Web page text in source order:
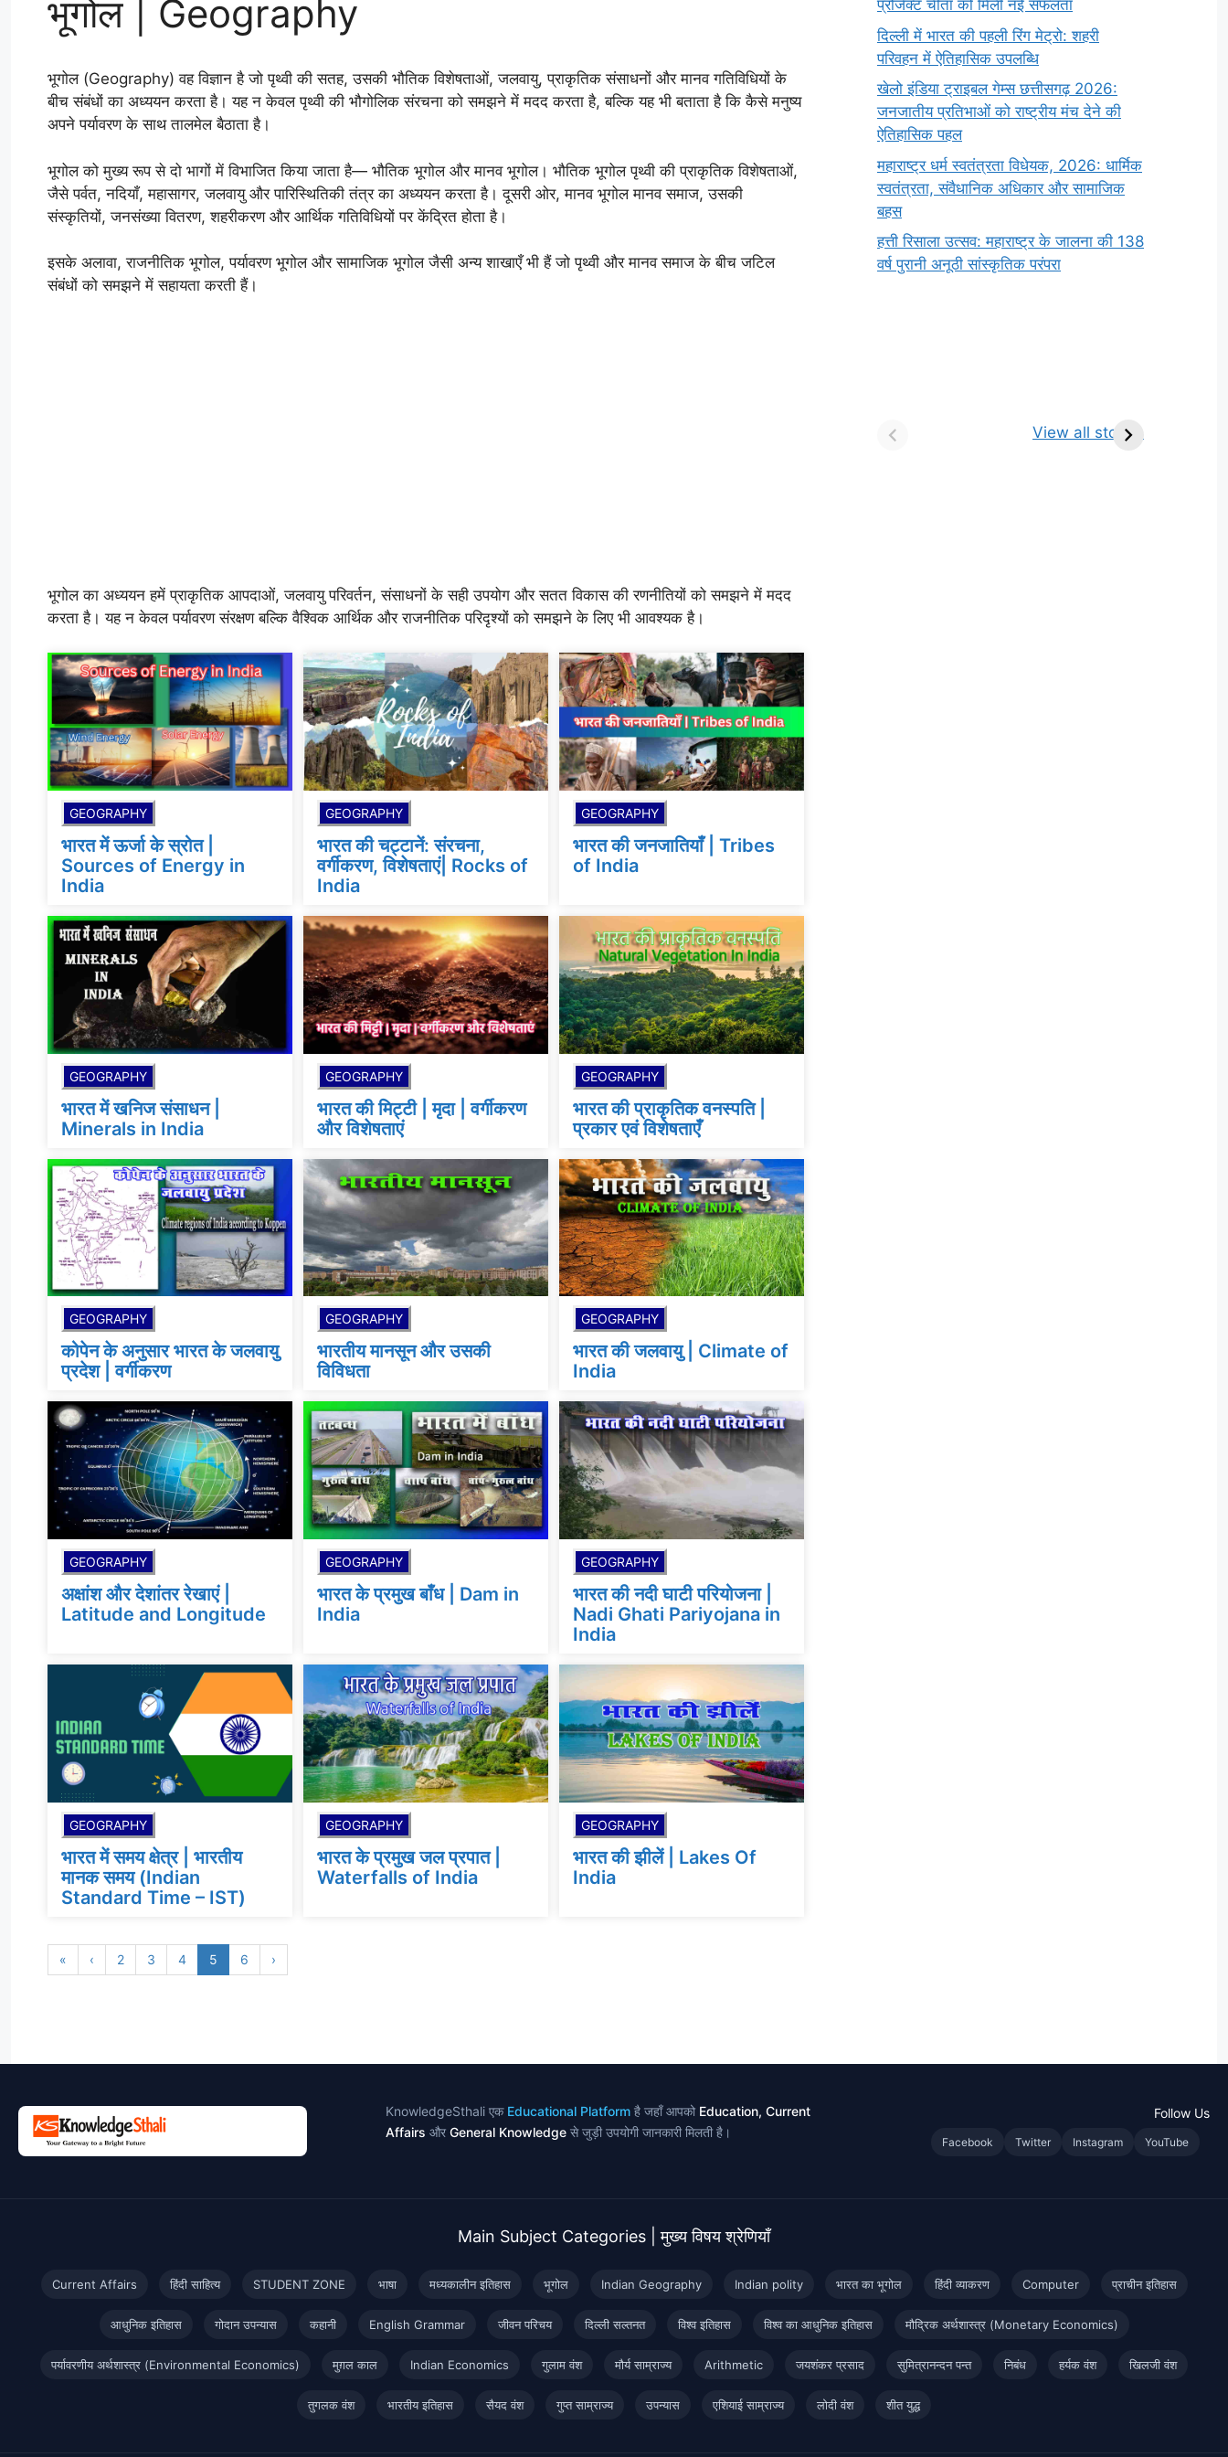
भूगोल | Geography
भूगोल (Geography) वह विज्ञान है जो पृथ्वी की सतह, उसकी भौतिक विशेषताओं, जलवायु, प्राकृतिक संसाधनों और मानव गतिविधियों के
बीच संबंधों का अध्ययन करता है। यह न केवल पृथ्वी की भौगोलिक संरचना को समझने में मदद करता है, बल्कि यह भी बताता है कि कैसे मनुष्य
अपने पर्यावरण के साथ तालमेल बैठाता है।
भूगोल को मुख्य रूप से दो भागों में विभाजित किया जाता है— भौतिक भूगोल और मानव भूगोल। भौतिक भूगोल पृथ्वी की प्राकृतिक विशेषताओं,
जैसे पर्वत, नदियाँ, महासागर, जलवायु और पारिस्थितिकी तंत्र का अध्ययन करता है। दूसरी ओर, मानव भूगोल मानव समाज, उसकी
संस्कृतियों, जनसंख्या वितरण, शहरीकरण और आर्थिक गतिविधियों पर केंद्रित होता है।
इसके अलावा, राजनीतिक भूगोल, पर्यावरण भूगोल और सामाजिक भूगोल जैसी अन्य शाखाएँ भी हैं जो पृथ्वी और मानव समाज के बीच जटिल
संबंधों को समझने में सहायता करती हैं।
भूगोल का अध्ययन हमें प्राकृतिक आपदाओं, जलवायु परिवर्तन, संसाधनों के सही उपयोग और सतत विकास की रणनीतियों को समझने में मदद
करता है। यह न केवल पर्यावरण संरक्षण बल्कि वैश्विक आर्थिक और राजनीतिक परिदृश्यों को समझने के लिए भी आवश्यक है।
GEOGRAPHY
भारत में ऊर्जा के स्रोत |
Sources of Energy in
India
GEOGRAPHY
भारत की चट्टानें: संरचना,
वर्गीकरण, विशेषताएं| Rocks of
India
GEOGRAPHY
भारत की जनजातियाँ | Tribes
of India
GEOGRAPHY
भारत में खनिज संसाधन |
Minerals in India
GEOGRAPHY
भारत की मिट्टी | मृदा | वर्गीकरण
और विशेषताएं
GEOGRAPHY
भारत की प्राकृतिक वनस्पति |
प्रकार एवं विशेषताएँ
GEOGRAPHY
कोपेन के अनुसार भारत के जलवायु
प्रदेश | वर्गीकरण
GEOGRAPHY
भारतीय मानसून और उसकी
विविधता
GEOGRAPHY
भारत की जलवायु | Climate of
India
GEOGRAPHY
अक्षांश और देशांतर रेखाएं |
Latitude and Longitude
GEOGRAPHY
भारत के प्रमुख बाँध | Dam in
India
GEOGRAPHY
भारत की नदी घाटी परियोजना |
Nadi Ghati Pariyojana in
India
GEOGRAPHY
भारत में समय क्षेत्र | भारतीय
मानक समय (Indian
Standard Time – IST)
GEOGRAPHY
भारत के प्रमुख जल प्रपात |
Waterfalls of India
GEOGRAPHY
भारत की झीलें | Lakes Of
India
« ‹ 2 3 4 5 6 ›
प्रोजेक्ट चीता को मिली नई सफलता
दिल्ली में भारत की पहली रिंग मेट्रो: शहरी
परिवहन में ऐतिहासिक उपलब्धि
खेलो इंडिया ट्राइबल गेम्स छत्तीसगढ़ 2026:
जनजातीय प्रतिभाओं को राष्ट्रीय मंच देने की
ऐतिहासिक पहल
महाराष्ट्र धर्म स्वतंत्रता विधेयक, 2026: धार्मिक
स्वतंत्रता, संवैधानिक अधिकार और सामाजिक
बहस
हत्ती रिसाला उत्सव: महाराष्ट्र के जालना की 138
वर्ष पुरानी अनूठी सांस्कृतिक परंपरा
View all stories
किसे कहते है? परिभाषा,
ज्योतिर्लिंग | नाम, स्थान एवं
KnowledgeSthali एक Educational Platform है जहाँ आपको Education, Current
Affairs और General Knowledge से जुड़ी उपयोगी जानकारी मिलती है।
Follow Us
Facebook Twitter Instagram YouTube
Main Subject Categories | मुख्य विषय श्रेणियाँ
Current Affairs हिंदी साहित्य STUDENT ZONE भाषा मध्यकालीन इतिहास भूगोल Indian Geography Indian polity भारत का भूगोल हिंदी व्याकरण Computer प्राचीन इतिहास
आधुनिक इतिहास गोदान उपन्यास कहानी English Grammar जीवन परिचय दिल्ली सल्तनत विश्व इतिहास विश्व का आधुनिक इतिहास मौद्रिक अर्थशास्त्र (Monetary Economics)
पर्यावरणीय अर्थशास्त्र (Environmental Economics) मुग़ल काल Indian Economics गुलाम वंश मौर्य साम्राज्य Arithmetic जयशंकर प्रसाद सुमित्रानन्दन पन्त निबंध हर्यक वंश खिलजी वंश
तुगलक वंश भारतीय इतिहास सैयद वंश गुप्त साम्राज्य उपन्यास एशियाई साम्राज्य लोदी वंश शीत युद्ध